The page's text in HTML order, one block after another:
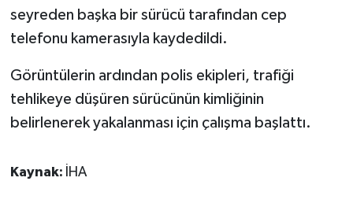
seyreden başka bir sürücü tarafından cep
telefonu kamerasıyla kaydedildi.
Görüntülerin ardından polis ekipleri, trafiği
tehlikeye düşüren sürücünün kimliğinin
belirlenerek yakalanması için çalışma başlattı.
Kaynak: İHA
SİYASET
SPOR HABERLERİ
Turizm
ÜLKE GÜNDEMİ